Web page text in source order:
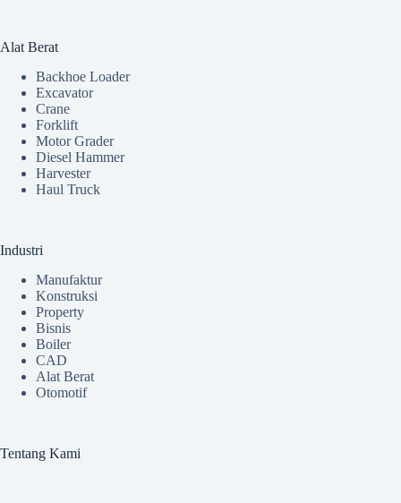
Alat Berat
Backhoe Loader
Excavator
Crane
Forklift
Motor Grader
Diesel Hammer
Harvester
Haul Truck
Industri
Manufaktur
Konstruksi
Property
Bisnis
Boiler
CAD
Alat Berat
Otomotif
Tentang Kami